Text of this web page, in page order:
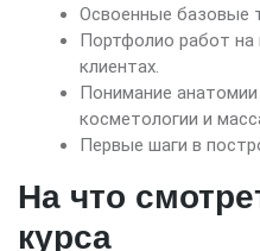
Освоенные базовые
Портфолио работ на
клиентах.
Понимание
косметологии и
Первые шаги в
На что
курса